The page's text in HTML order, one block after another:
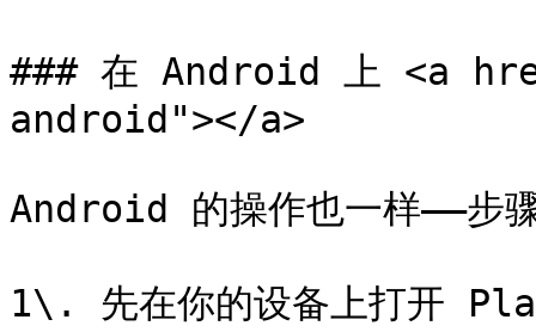
### 在 Android 上 <a
android"></a>
Android 的操作也一样——步
1\. 先在你的设备上打开